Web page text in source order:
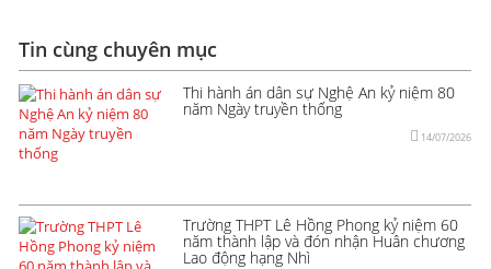
Tin cùng chuyên mục
Thi hành án dân sự Nghệ An kỷ niệm 80
năm Ngày truyền thống
14/07/2026
Trường THPT Lê Hồng Phong kỷ niệm 60
năm thành lập và đón nhận Huân chương
Lao động hạng Nhì